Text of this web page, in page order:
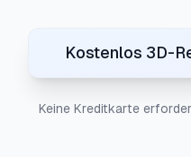
Kostenlos 3D-
Keine Kreditkarte